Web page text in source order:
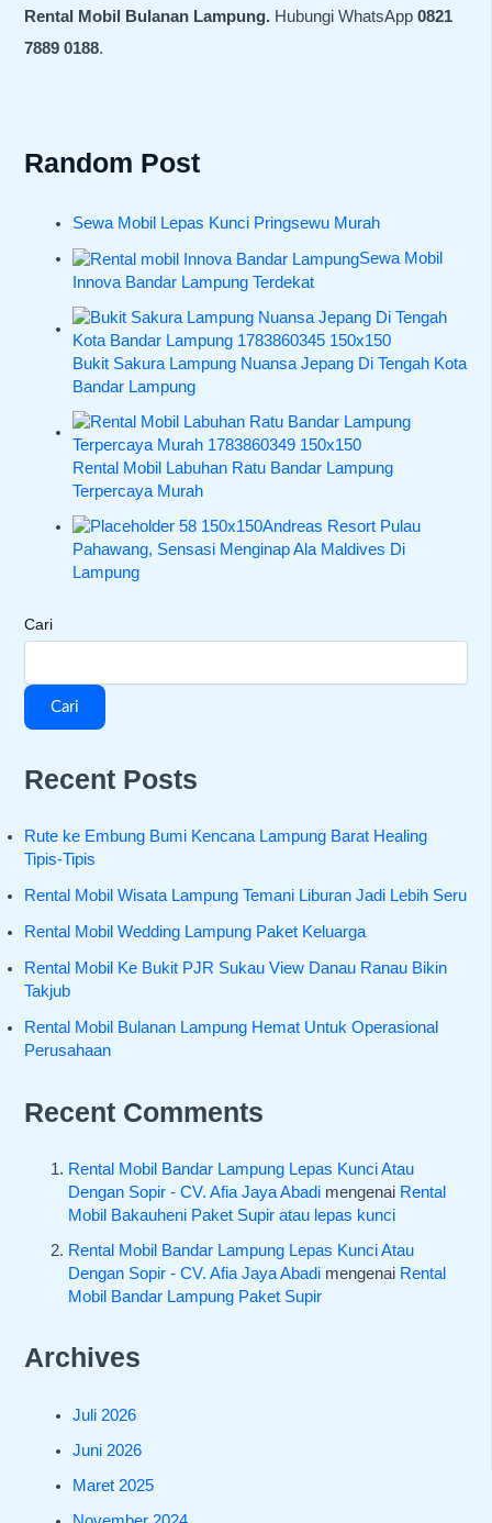
Rental Mobil Bulanan Lampung. Hubungi WhatsApp0821
7889 0188.
Random Post
Sewa Mobil Lepas Kunci Pringsewu Murah
Sewa Mobil
Innova Bandar Lampung Terdekat
Bukit Sakura Lampung Nuansa Jepang Di Tengah Kota
Bandar Lampung
Rental Mobil Labuhan Ratu Bandar Lampung
Terpercaya Murah
Andreas Resort Pulau
Pahawang, Sensasi Menginap Ala Maldives Di
Lampung
Cari
Cari
Recent Posts
Rute ke Embung Bumi Kencana Lampung Barat Healing
Tipis-Tipis
Rental Mobil Wisata Lampung Temani Liburan Jadi Lebih Seru
Rental Mobil Wedding Lampung Paket Keluarga
Rental Mobil Ke Bukit PJR Sukau View Danau Ranau Bikin
Takjub
Rental Mobil Bulanan Lampung Hemat Untuk Operasional
Perusahaan
Recent Comments
Rental Mobil Bandar Lampung Lepas Kunci Atau
Dengan Sopir - CV. Afia Jaya Abadi mengenai Rental
Mobil Bakauheni Paket Supir atau lepas kunci
Rental Mobil Bandar Lampung Lepas Kunci Atau
Dengan Sopir - CV. Afia Jaya Abadi mengenai Rental
Mobil Bandar Lampung Paket Supir
Archives
Juli 2026
Juni 2026
Maret 2025